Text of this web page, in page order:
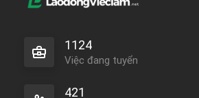
1124
Việc đang tuyển
421